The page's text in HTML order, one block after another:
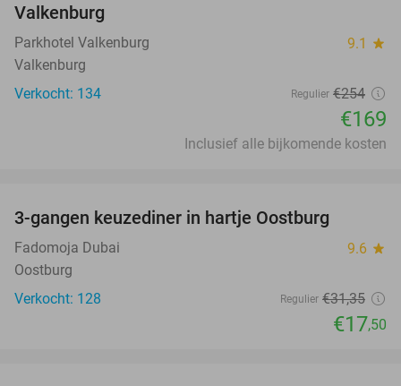
Valkenburg
Parkhotel Valkenburg 9.1 star
Valkenburg
Verkocht: 134
Regulier €254
€169
Inclusief alle bijkomende kosten
3-gangen keuzediner in hartje Oostburg
Fadomoja Dubai 9.6 star
Oostburg
Verkocht: 128
Regulier €31,35
€17,50